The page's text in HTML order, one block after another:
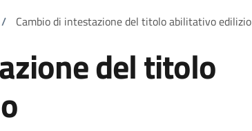
/ Cambio di intestazione del titolo abilitativo edilizio
del titolo